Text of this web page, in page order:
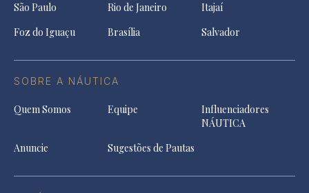
São Paulo Rio de Janeiro
Itajaí
Foz do Iguaçu
Brasília Salvador
SOBRE A NÁUTICA
Quem Somos Equipe
Influenciadores
NÁUTICA
Anuncie
Sugestões de Pautas